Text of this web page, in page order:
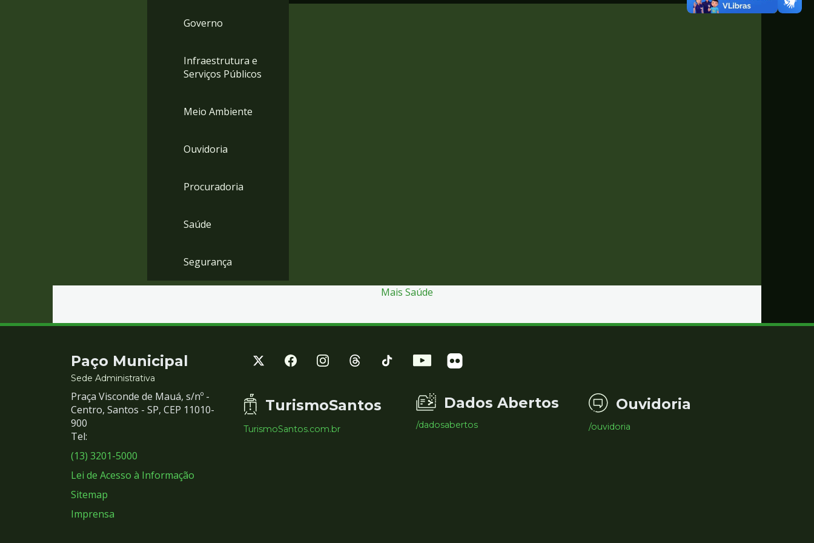
Governo
Infraestrutura e
Serviços Públicos
Meio Ambiente
Ouvidoria
Procuradoria
Saúde
Segurança
Mais Saúde
Contato
e
Redes
Sociais
Paço Municipal
Sede Administrativa
Praça Visconde de Mauá, s/nº -
Centro, Santos - SP, CEP 11010-
900
Tel:
(13) 3201-5000
Lei de Acesso à Informação
Sitemap
Imprensa
TurismoSantos
TurismoSantos.com.br
Dados Abertos
/dadosabertos
Ouvidoria
/ouvidoria